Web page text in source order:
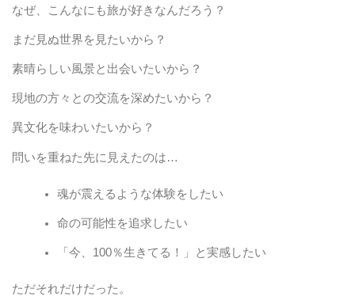
なぜ、こんなにも旅が好きなんだろう？
まだ見ぬ世界を見たいから？
素晴らしい風景と出会いたいから？
現地の方々との交流を深めたいから？
異文化を味わいたいから？
問いを重ねた先に見えたのは…
魂が震えるような体験をしたい
命の可能性を追求したい
「今、100％生きてる！」と実感したい
ただそれだけだった。